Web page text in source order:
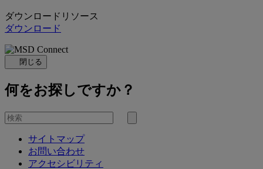
ダウンロードリソース
ダウンロード
閉じる
何をお探しですか？
を
検
サイトマップ
お問い合わせ
アクセシビリティ